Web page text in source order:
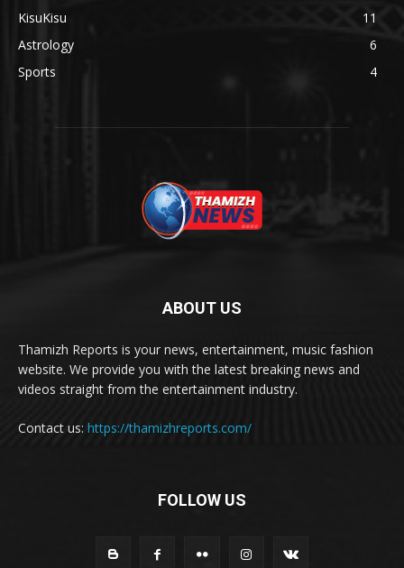
KisuKisu
11
Astrology
6
Sports
4
ABOUT US
Thamizh Reports is your news, entertainment, music fashion
website. We provide you with the latest breaking news and
videos straight from the entertainment industry.
Contact us: https://thamizhreports.com/
FOLLOW US